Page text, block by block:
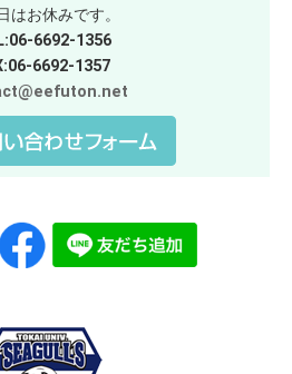
はお休みです。
6692-1356
6692-1357